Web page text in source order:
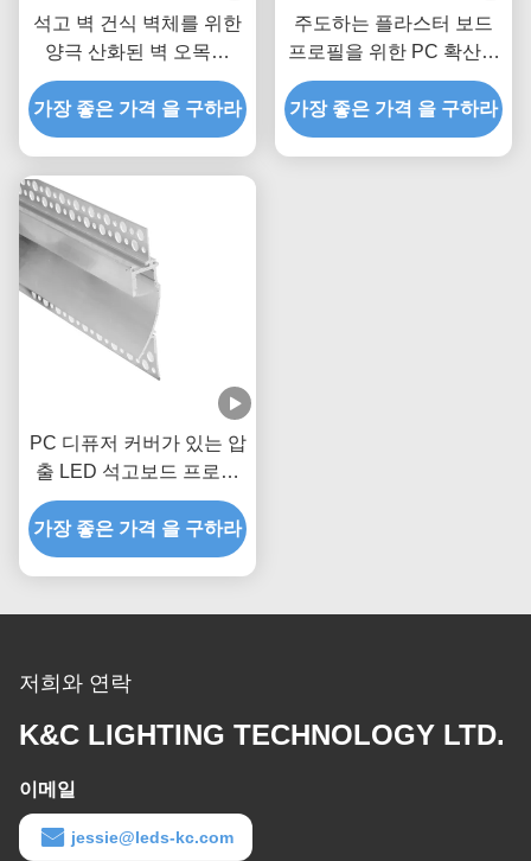
석고 벽 건식 벽체를 위한
양극 산화된 벽 오목한
LED 플라스터 보드 프로
필
가장 좋은 가격 을 구하라
주도하는 플라스터 보드
프로필을 위한 PC 확산기
와 주도하는 스트립 알루
미늄 프로파일
가장 좋은 가격 을 구하라
PC 디퓨저 커버가 있는 압
출 LED 석고보드 프로파
일
가장 좋은 가격 을 구하라
저희와 연락
K&C LIGHTING TECHNOLOGY LTD.
이메일
jessie@leds-kc.com